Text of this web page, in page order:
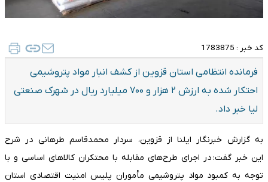
کد خبر : 1783875
فرمانده انتظامی استان قزوین از کشف انبار مواد پتروشیمی
احتکار شده به ارزش ۲ هزار و ۷۰۰ میلیارد ریال در شهرک صنعتی
لیا خبر داد.
به گزارش خبرنگار ایلنا از قزوین، سردار محمدقاسم طرهانی در شرح
این خبر گفت: در اجرای طرح‌های مقابله با محتکران کالاهای اساسی و با
توجه به کمبود مواد پتروشیمی مأموران پلیس امنیت اقتصادی استان